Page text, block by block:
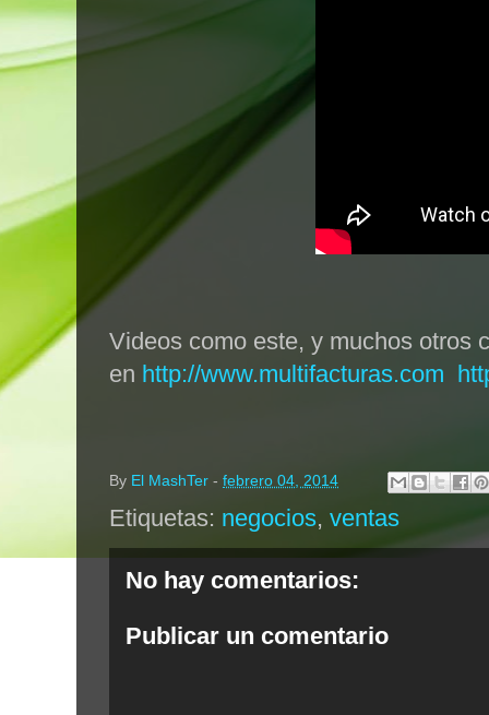
Videos como este, y muchos otros
en http://www.multifacturas.com
By El MashTer - febrero 04, 2014
Etiquetas: negocios, ventas
No hay comentarios:
Publicar un comentario